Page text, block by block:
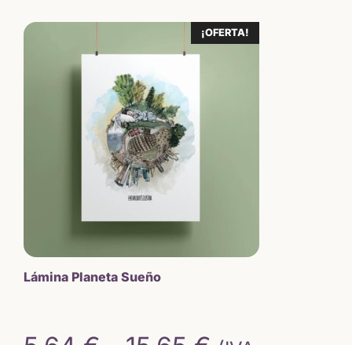
original
era:
18,00 €.
actual
es:
¡OFERTA!
Lámina Planeta Sueño